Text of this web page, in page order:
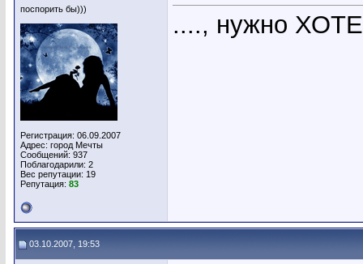
поспорить бы)))
Регистрация: 06.09.2007
Адрес: город Мечты
Сообщений: 937
Поблагодарили: 2
Вес репутации: 19
Репутация: 83
...., нужно
03.10.2007, 19:53